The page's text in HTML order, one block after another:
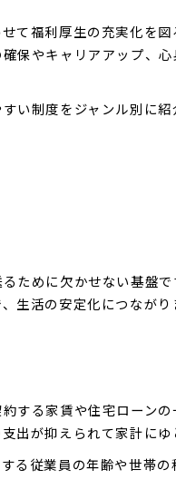
て福利厚生の充実化を
保やキャリアアップ、
い制度をジャンル別に
ために欠かせない基盤
生活の安定化につながり
する家賃や住宅ローン
出が抑えられて家計にゆ
る従業員の年齢や世帯